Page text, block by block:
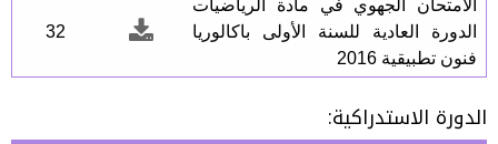
الامتحان الجهوي في مادة الرياضيات
الدورة العادية للسنة الأولى باكالوريا
فنون تطبيقية 2016
32
الدورة الاستدراكية: